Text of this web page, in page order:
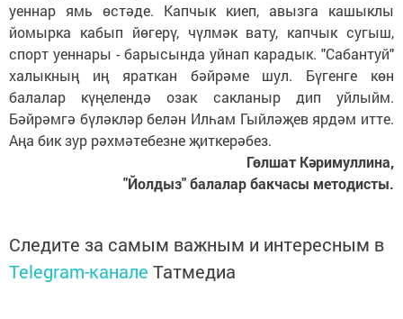
уеннар ямь өстәде. Капчык киеп, авызга кашыклы
йомырка кабып йөгерү, чүлмәк вату, капчык сугыш,
спорт уеннары - барысында уйнап карадык. "Сабантуй"
халыкның иң яраткан бәйрәме шул. Бүгенге көн
балалар күңелендә озак сакланыр дип уйлыйм.
Бәйрәмгә бүләкләр белән Илһам Гыйләҗев ярдәм итте.
Аңа бик зур рәхмәтебезне җиткерәбез.
Гөлшат Кәримуллина,
"Йолдыз" балалар бакчасы методисты.
Следите за самым важным и интересным в
Telegram-канале Татмедиа